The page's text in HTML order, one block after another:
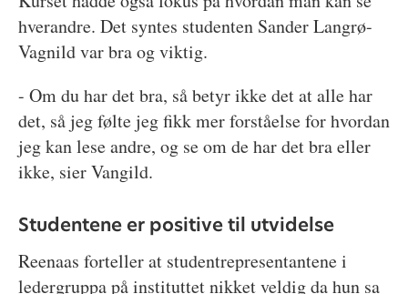
hverandre. Det syntes studenten Sander Langrø-
Vagnild var bra og viktig.
- Om du har det bra, så betyr ikke det at alle har
det, så jeg følte jeg fikk mer forståelse for hvordan
jeg kan lese andre, og se om de har det bra eller
ikke, sier Vangild.
Studentene er positive til utvidelse
Reenaas forteller at studentrepresentantene i
ledergruppa på instituttet nikket veldig da hun sa